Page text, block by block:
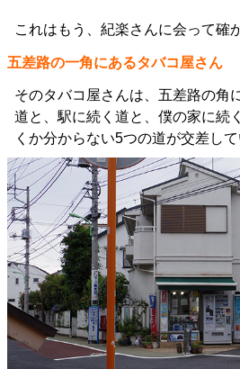
これはもう、紀楽さんに会って確
五差路の一角にあるタバコ屋さん
そのタバコ屋さんは、五差路の角
道と、駅に続く道と、僕の家に続
くか分からない5つの道が交差して